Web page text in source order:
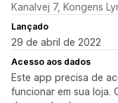
Kanalvej 7, Kongens
Lançado
29 de abril de 2022
Acesso aos dados
Este app precisa de
funcionar em sua loja.